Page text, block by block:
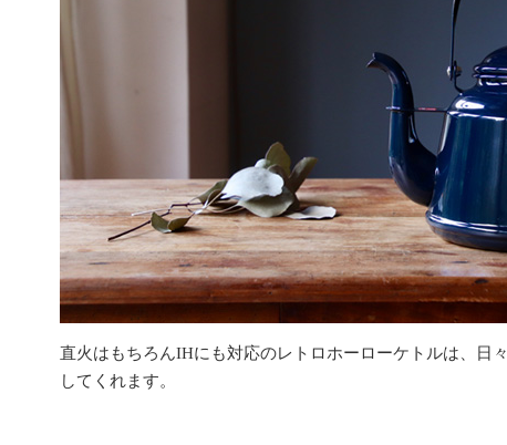
直火はもちろんIHにも対応のレトロホーローケトルは、日
してくれます。